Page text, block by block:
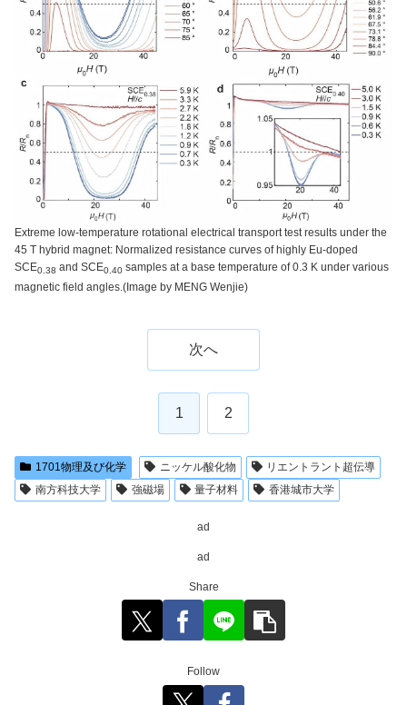
Extreme low-temperature rotational electrical transport test results under the
45 T hybrid magnet: Normalized resistance curves of highly Eu-doped
SCE0.38 and SCE0.40 samples at a base temperature of 0.3 K under various
magnetic field angles.(Image by MENG Wenjie)
次へ
1 2
1701物理及び化学 ニッケル酸化物
リエントラント超伝導
南方科技大学
強磁場 量子材料 香港城市大学
ad
ad
Share
Follow